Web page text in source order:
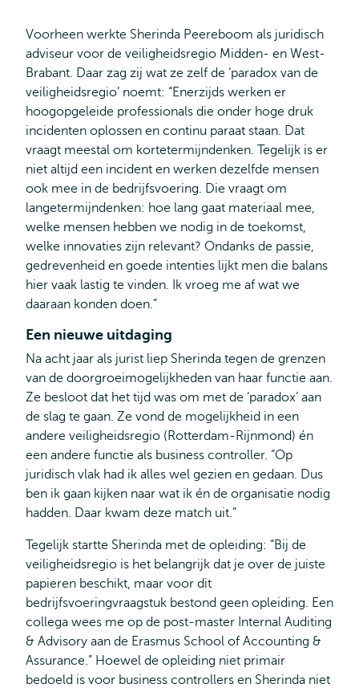
Voorheen werkte Sherinda Peereboom als juridisch
adviseur voor de veiligheidsregio Midden- en West-
Brabant. Daar zag zij wat ze zelf de ‘paradox van de
veiligheidsregio’ noemt: “Enerzijds werken er
hoogopgeleide professionals die onder hoge druk
incidenten oplossen en continu paraat staan. Dat
vraagt meestal om kortetermijndenken. Tegelijk is er
niet altijd een incident en werken dezelfde mensen
ook mee in de bedrijfsvoering. Die vraagt om
langetermijndenken: hoe lang gaat materiaal mee,
welke mensen hebben we nodig in de toekomst,
welke innovaties zijn relevant? Ondanks de passie,
gedrevenheid en goede intenties lijkt men die balans
hier vaak lastig te vinden. Ik vroeg me af wat we
daaraan konden doen.”
Een nieuwe uitdaging
Na acht jaar als jurist liep Sherinda tegen de grenzen
van de doorgroeimogelijkheden van haar functie aan.
Ze besloot dat het tijd was om met de ‘paradox’ aan
de slag te gaan. Ze vond de mogelijkheid in een
andere veiligheidsregio (Rotterdam-Rijnmond) én
een andere functie als business controller. “Op
juridisch vlak had ik alles wel gezien en gedaan. Dus
ben ik gaan kijken naar wat ik én de organisatie nodig
hadden. Daar kwam deze match uit.”
Tegelijk startte Sherinda met de opleiding: “Bij de
veiligheidsregio is het belangrijk dat je over de juiste
papieren beschikt, maar voor dit
bedrijfsvoeringvraagstuk bestond geen opleiding. Een
collega wees me op de post-master Internal Auditing
& Advisory aan de Erasmus School of Accounting &
Assurance.” Hoewel de opleiding niet primair
bedoeld is voor business controllers en Sherinda niet